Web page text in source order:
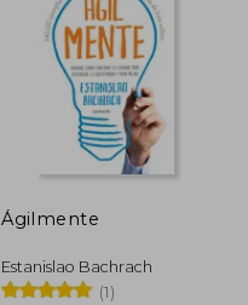
dcto.
Ágilmente
Estanislao Bachrach
(1)